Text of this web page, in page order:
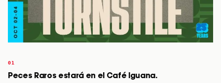
Peces Raros estará en el Café Iguana.